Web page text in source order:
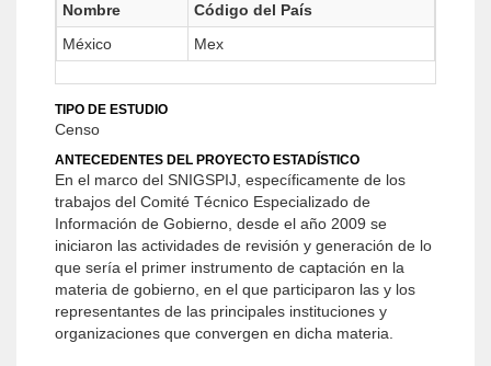
Nombre
Código del País
México
Mex
TIPO DE ESTUDIO
Censo
ANTECEDENTES DEL PROYECTO ESTADÍSTICO
En el marco del SNIGSPIJ, específicamente de los
trabajos del Comité Técnico Especializado de
Información de Gobierno, desde el año 2009 se
iniciaron las actividades de revisión y generación de lo
que sería el primer instrumento de captación en la
materia de gobierno, en el que participaron las y los
representantes de las principales instituciones y
organizaciones que convergen en dicha materia.